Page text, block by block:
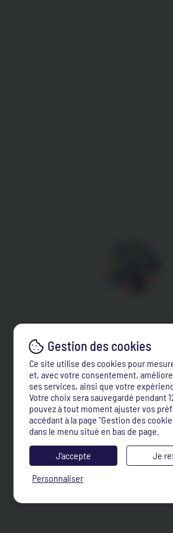
Ce site utilise des cookies pour
et, avec votre consentement,
ses services, ainsi que votre
Votre choix sera sauvegardé pendant
pouvez à tout moment ajuster vos
accédant à la page "Gestion des
dans le menu situé en bas de page.
J’accepte
Je
Personnaliser